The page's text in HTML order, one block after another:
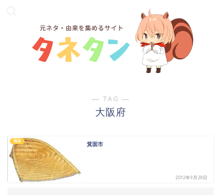
― TAG ―
大阪府
地名
箕面市
2012年9月28日